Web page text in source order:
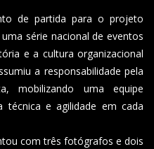
de partida para o projeto
série nacional de eventos
e a cultura organizacional
a responsabilidade pela
mobilizando uma equipe
técnica e agilidade em cada
com três fotógrafos e dois